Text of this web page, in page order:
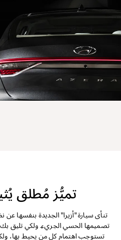
تميُّز مُطلق
تنأى سيارة "أزيرا" الجديدة بنفسها
تصميمها الحسي الجريء. ولكي تليق بك،
تستوجب اهتمام كل من يحيط بها، ولكن